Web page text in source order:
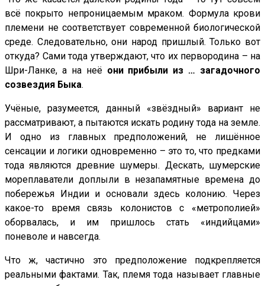
всё покрыто непроницаемым мраком. Формула крови
племени не соответствует современной биологической
среде. Следовательно, они народ пришлый. Только вот
откуда? Сами тода утверждают, что их первородина – на
Шри-Ланке, а на неё они прибыли из … загадочного
созвездия Быка.
Учёные, разумеется, данный «звёздный» вариант не
рассматривают, а пытаются искать родину тода на земле.
И одно из главных предположений, не лишённое
сенсации и логики одновременно – это то, что предками
тода являются древние шумеры. Дескать, шумерские
мореплаватели доплыли в незапамятные времена до
побережья Индии и основали здесь колонию. Через
какое-то время связь колонистов с «метрополией»
оборвалась, и им пришлось стать «индийцами»
поневоле и навсегда.
Что ж, частично это предположение подкрепляется
реальными фактами. Так, племя тода называет главные